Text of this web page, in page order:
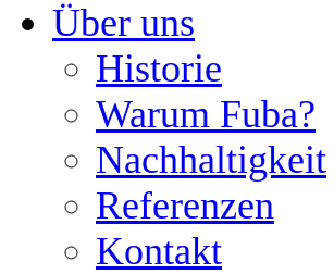
Über uns
Historie
Warum Fuba?
Nachhaltigkeit
Referenzen
Kontakt